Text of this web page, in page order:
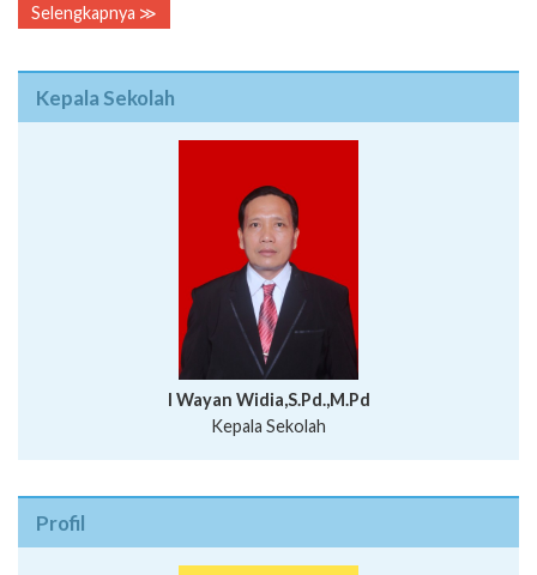
Selengkapnya ≫
Kepala Sekolah
I Wayan Widia,S.Pd.,M.Pd
Kepala Sekolah
Profil